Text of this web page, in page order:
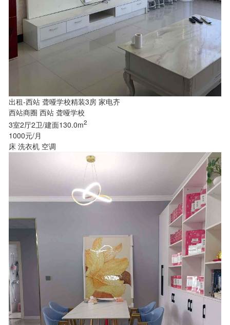
出租-西站 聋哑学校精装3房 家电齐
西站商圈 西站 聋哑学校
3室2厅2卫/建面130.0m2
1000元/月
床 洗衣机 空调